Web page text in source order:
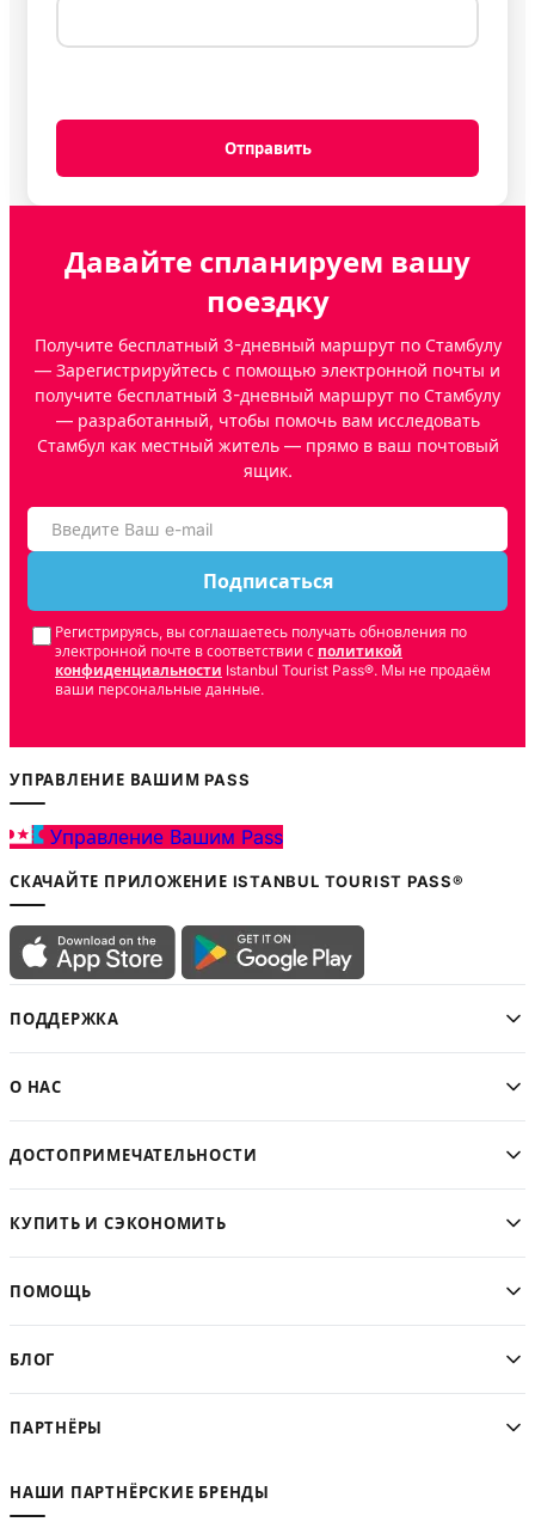
Отправить
Давайте спланируем вашу
поездку
Получите бесплатный 3-дневный маршрут по Стамбулу
— Зарегистрируйтесь с помощью электронной почты и
получите бесплатный 3-дневный маршрут по Стамбулу
— разработанный, чтобы помочь вам исследовать
Стамбул как местный житель — прямо в ваш почтовый
ящик.
Подписаться
Регистрируясь, вы соглашаетесь получать обновления по
электронной почте в соответствии с политикой
конфиденциальности Istanbul Tourist Pass®. Мы не продаём
ваши персональные данные.
УПРАВЛЕНИЕ ВАШИМ PASS
Управление Вашим Pass
СКАЧАЙТЕ ПРИЛОЖЕНИЕ ISTANBUL TOURIST PASS®
ПОДДЕРЖКА
О НАС
ДОСТОПРИМЕЧАТЕЛЬНОСТИ
КУПИТЬ И СЭКОНОМИТЬ
ПОМОЩЬ
БЛОГ
ПАРТНЁРЫ
НАШИ ПАРТНЁРСКИЕ БРЕНДЫ